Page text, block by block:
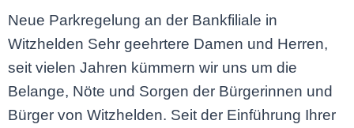
Neue Parkregelung an der Bankfiliale in
Witzhelden Sehr geehrtere Damen und Herren,
seit vielen Jahren kümmern wir uns um die
Belange, Nöte und Sorgen der Bürgerinnen und
Bürger von Witzhelden. Seit der Einführung Ihrer